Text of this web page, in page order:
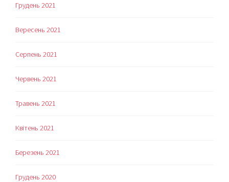
Грудень 2021
Вересень 2021
Серпень 2021
Червень 2021
Травень 2021
Квітень 2021
Березень 2021
Грудень 2020